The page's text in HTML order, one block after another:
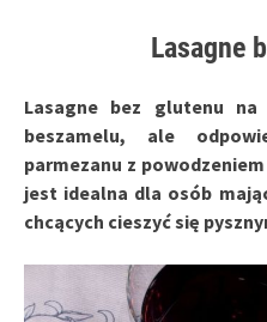
Lasagne
Lasagne bez glutenu
beszamelu, ale
parmezanu z
jest idealna dla osób
chcących cieszyć się